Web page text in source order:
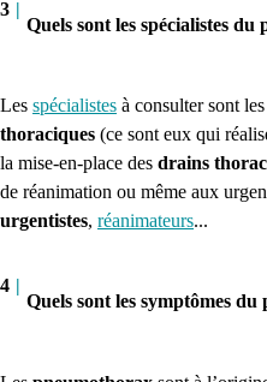
3 |
Quels sont les spécialistes du
Les spécialistes à consulter sont les
thoraciques (ce sont eux qui
la mise-en-place des drains
de réanimation ou même aux
urgentistes, réanimateurs...
4 |
Quels sont les symptômes